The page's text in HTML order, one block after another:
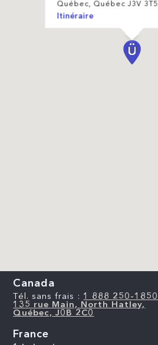
Québec, Québec J3V 3T5
Itinéraire
Canada
Tél. sans frais : 1 888 250-1850
135 rue Main, North Hatley,
Québec, J0B 2C0
France